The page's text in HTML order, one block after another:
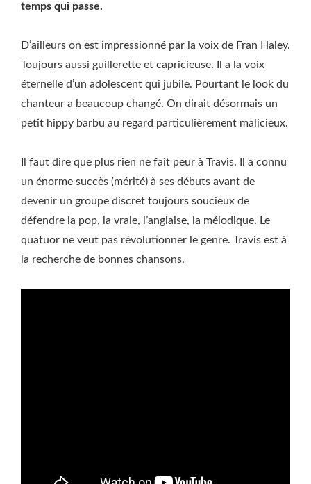
temps qui passe.
D’ailleurs on est impressionné par la voix de Fran Haley.
Toujours aussi guillerette et capricieuse. Il a la voix
éternelle d’un adolescent qui jubile. Pourtant le look du
chanteur a beaucoup changé. On dirait désormais un
petit hippy barbu au regard particulièrement malicieux.
Il faut dire que plus rien ne fait peur à Travis. Il a connu
un énorme succès (mérité) à ses débuts avant de
devenir un groupe discret toujours soucieux de
défendre la pop, la vraie, l’anglaise, la mélodique. Le
quatuor ne veut pas révolutionner le genre. Travis est à
la recherche de bonnes chansons.